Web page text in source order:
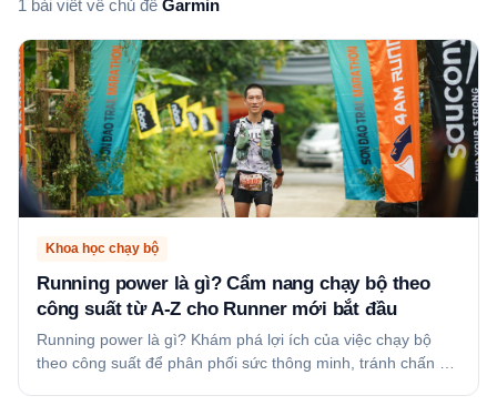
1 bài viết về chủ đề Garmin
Khoa học chạy bộ
Running power là gì? Cẩm nang chạy bộ theo
công suất từ A-Z cho Runner mới bắt đầu
Running power là gì? Khám phá lợi ích của việc chạy bộ
theo công suất để phân phối sức thông minh, tránh chấn …